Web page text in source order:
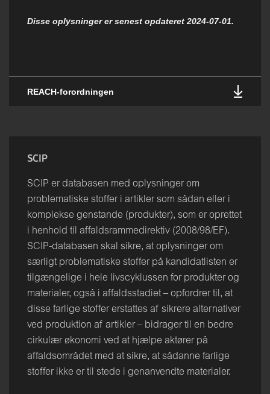
Disse oplysninger er senest opdateret 2024-07-01.
REACH-forordningen
SCIP
SCIP er databasen med oplysninger om
problematiske stoffer i artikler som sådan eller i
komplekse genstande (produkter), som er oprettet
i henhold til affaldsrammedirektiv (2008/98/EF).
SCIP-databasen skal sikre, at oplysninger om
særligt problematiske stoffer på kandidatlisten er
tilgængelige i hele livscyklussen for produkter og
materialer, også i affaldsstadiet – opfordrer til, at
disse farlige stoffer erstattes af sikrere alternativer
ved produktion af artikler – bidrager til en bedre
cirkulær økonomi ved at hjælpe aktører på
affaldsområdet med at sikre, at sådanne farlige
stoffer ikke er til stede i genanvendte materialer.